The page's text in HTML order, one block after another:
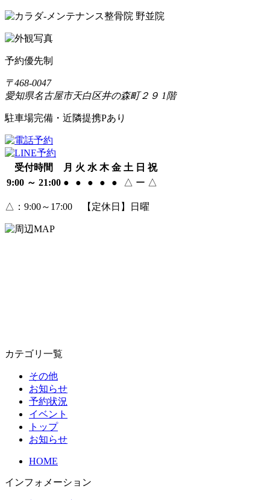
予約優先制
〒468-0047
愛知県名古屋市天白区井の森町２９ 1階
駐車場完備・近隣提携Pあり
受付時間 月 火 水 木 金 土 日 祝
9:00 ～ 21:00 ● ● ● ● ● △ ー △
△ ：9:00～17:00 【定休日】日曜
カテゴリ一覧
その他
お知らせ
予約状況
イベント
トップ
お知らせ
HOME
インフォメーション